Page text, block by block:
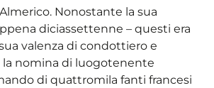
Nonostante la sua
diciassettenne – questi era
valenza di condottiero e
nomina di luogotenente
di quattromila fanti francesi